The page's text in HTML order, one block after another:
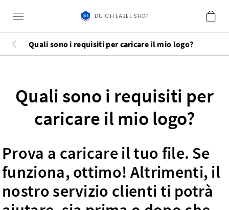
DUTCH LABEL SHOP
Quali sono i requisiti per caricare il mio logo?
Quali sono i requisiti per
caricare il mio logo?
Prova a caricare il tuo file. Se
funziona, ottimo! Altrimenti, il
nostro servizio clienti ti potrà